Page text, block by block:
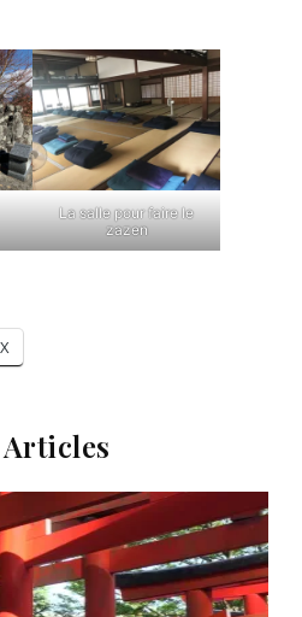
La salle pour faire le
zazen
X
Articles